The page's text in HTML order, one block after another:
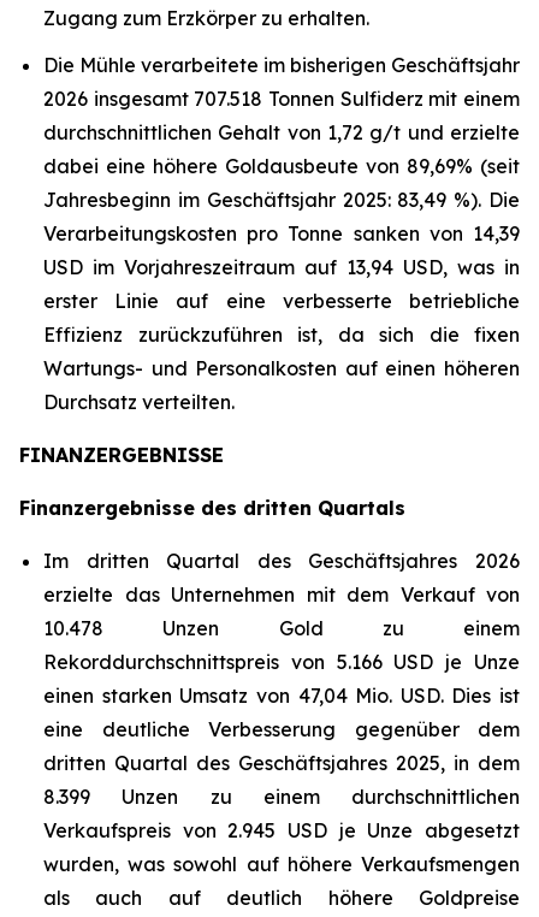
Zugang zum Erzkörper zu erhalten.
Die Mühle verarbeitete im bisherigen Geschäftsjahr
2026 insgesamt 707.518 Tonnen Sulfiderz mit einem
durchschnittlichen Gehalt von 1,72 g/t und erzielte
dabei eine höhere Goldausbeute von 89,69% (seit
Jahresbeginn im Geschäftsjahr 2025: 83,49 %). Die
Verarbeitungskosten pro Tonne sanken von 14,39
USD im Vorjahreszeitraum auf 13,94 USD, was in
erster Linie auf eine verbesserte betriebliche
Effizienz zurückzuführen ist, da sich die fixen
Wartungs- und Personalkosten auf einen höheren
Durchsatz verteilten.
FINANZERGEBNISSE
Finanzergebnisse des dritten Quartals
Im dritten Quartal des Geschäftsjahres 2026
erzielte das Unternehmen mit dem Verkauf von
10.478 Unzen Gold zu einem
Rekorddurchschnittspreis von 5.166 USD je Unze
einen starken Umsatz von 47,04 Mio. USD. Dies ist
eine deutliche Verbesserung gegenüber dem
dritten Quartal des Geschäftsjahres 2025, in dem
8.399 Unzen zu einem durchschnittlichen
Verkaufspreis von 2.945 USD je Unze abgesetzt
wurden, was sowohl auf höhere Verkaufsmengen
als auch auf deutlich höhere Goldpreise